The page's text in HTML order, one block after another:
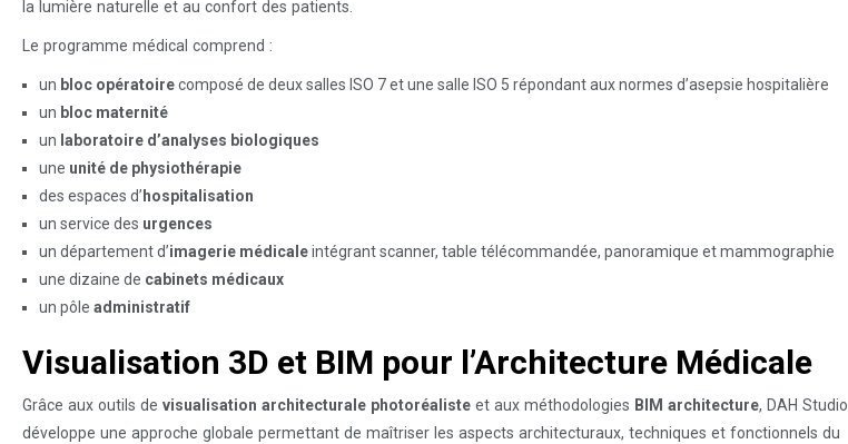
la lumière naturelle et au confort des patients.
Le programme médical comprend :
un bloc opératoirecomposé de deux salles ISO 7 et une salle ISO 5 répondant aux normes d’asepsie hospitalière
un bloc maternité
un laboratoire d’analyses biologiques
une unité de physiothérapie
des espaces d’ hospitalisation
un service des urgences
un département d’imagerie médicaleintégrant scanner, table télécommandée, panoramique et mammographie
une dizaine de cabinets médicaux
un pôle administratif
Visualisation 3D et BIM pour l’Architecture Médicale
Grâce aux outils de visualisation architecturale photoréaliste et aux méthodologies BIM architecture, DAH Studio
développe une approche globale permettant de maîtriser les aspects architecturaux, techniques et fonctionnels du